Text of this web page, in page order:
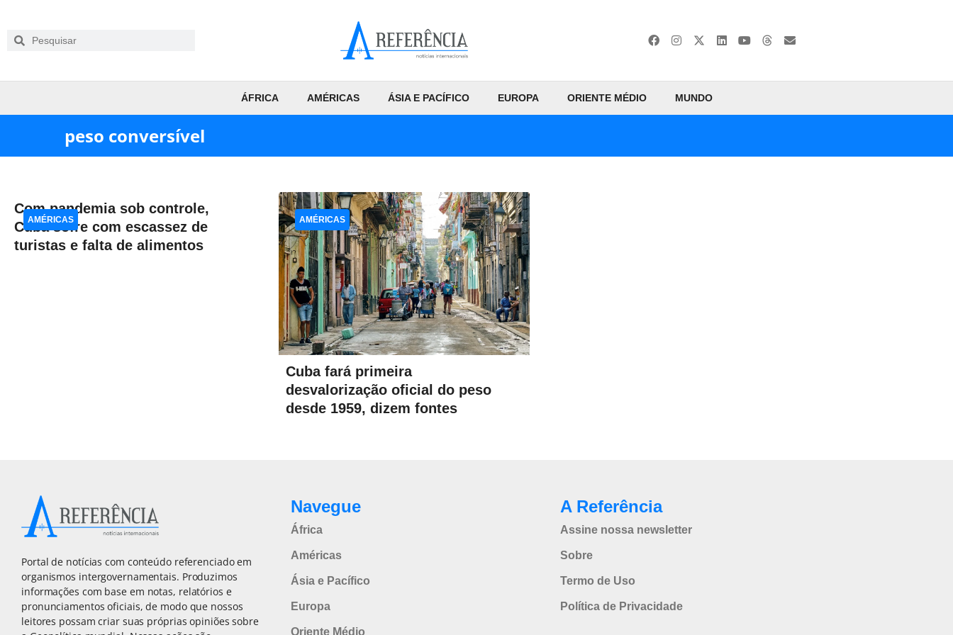
ÁFRICA AMÉRICAS ÁSIA E PACÍFICO EUROPA ORIENTE MÉDIO MUNDO
peso conversível
Com pandemia sob controle,
Cuba sofre com escassez de
turistas e falta de alimentos
AMÉRICAS
Cuba fará primeira
desvalorização oficial do peso
desde 1959, dizem fontes
AMÉRICAS
Portal de notícias com conteúdo referenciado em
organismos intergovernamentais. Produzimos
informações com base em notas, relatórios e
pronunciamentos oficiais, de modo que nossos
leitores possam criar suas próprias opiniões sobre
Navegue
África
Américas
Ásia e Pacífico
Europa
Oriente Médio
A Referência
Assine nossa newsletter
Sobre
Termo de Uso
Política de Privacidade